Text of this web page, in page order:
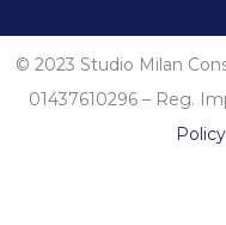
© 2023 Studio Milan
01437610296 – Reg.
Policy